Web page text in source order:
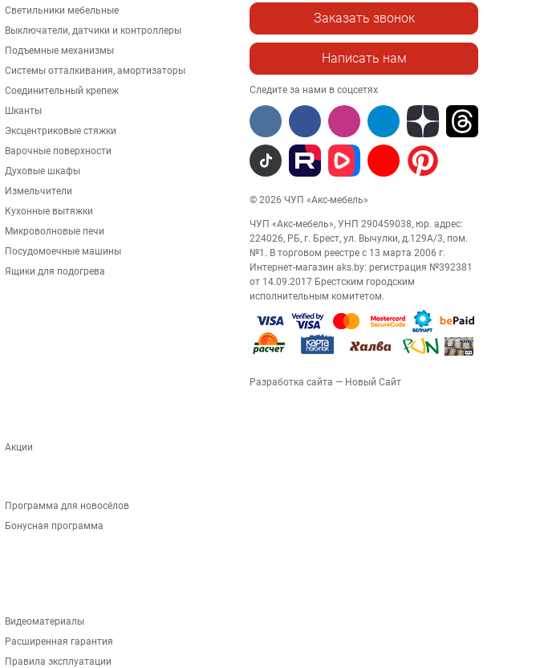
Светильники мебельные
Выключатели, датчики и контроллеры
Подъемные механизмы
Системы отталкивания, амортизаторы
Соединительный крепеж
Шканты
Эксцентриковые стяжки
Варочные поверхности
Духовые шкафы
Измельчители
Кухонные вытяжки
Микроволновые печи
Посудомоечные машины
Ящики для подогрева
Акции
Программа для новосёлов
Бонусная программа
Видеоматериалы
Расширенная гарантия
Правила эксплуатации
Заказать звонок
Написать нам
Следите за нами в соцсетях
© 2026 ЧУП «Акс-мебель»
ЧУП «Акс-мебель», УНП 290459038, юр. адрес:
224026, РБ, г. Брест, ул. Вычулки, д.129А/3, пом.
№1. В торговом реестре с 13 марта 2006 г.
Интернет-магазин aks.by: регистрация №392381
от 14.09.2017 Брестским городским
исполнительным комитетом.
Разработка сайта — Новый Сайт